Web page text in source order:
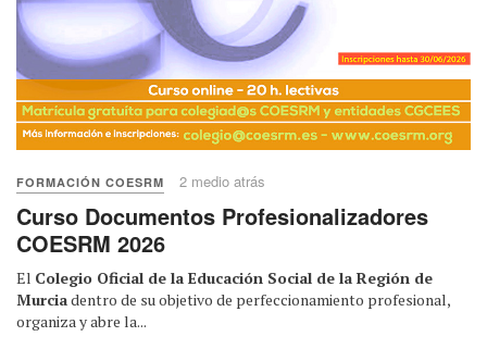
FORMACIÓN COESRM 2 medio atrás
Curso Documentos Profesionalizadores
COESRM 2026
El Colegio Oficial de la Educación Social de la Región de
Murciadentro de su objetivo de perfeccionamiento profesional,
organiza y abre la...